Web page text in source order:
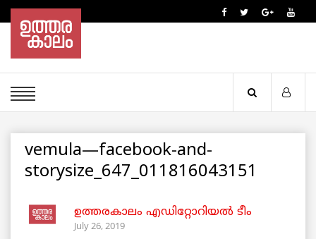
vemula—facebook-and-
storysize_647_011816043151
ഉത്തരകാലം എഡിറ്റോറിയല്‍ ടീം
July 26, 2019